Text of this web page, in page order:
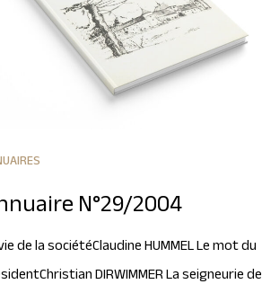
N°29/2004
de la sociétéClaudine HUMMEL Le mot du
DIRWIMMER La seigneurie de